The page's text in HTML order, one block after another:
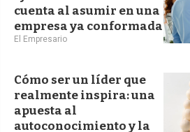
cuenta al asumir en una
empresa ya conformada
El Empresario
Cómo ser un líder que
realmente inspira: una
apuesta al
autoconocimiento y la